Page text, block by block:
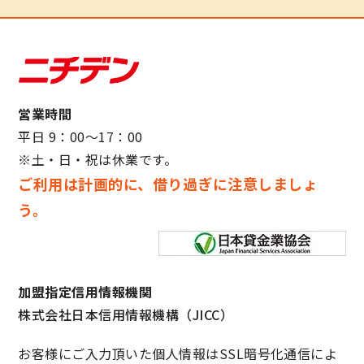
営業時間
平日 9：00～17：00
※土・日・祝は休業です。
ご利用は計画的に、借り過ぎに注意しましょ
う。
加盟指定信用情報機関
株式会社日本信用情報機構（JICC）
お客様にご入力頂いた個人情報はSSL暗号化通信によ